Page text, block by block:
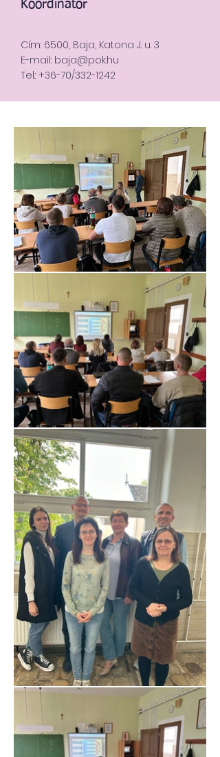
Koordinátor
Cím: 6500, Baja, Katona J. u. 3
E-mail: baja@pok.hu
Tel.: +36-70/332-1242